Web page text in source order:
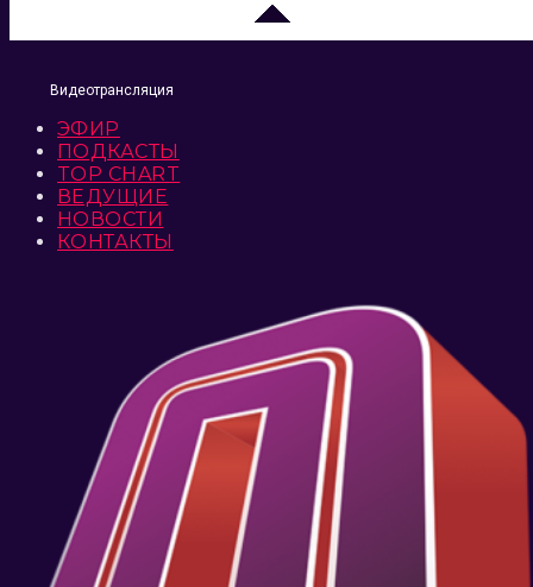
Видеотрансляция
ЭФИР
ПОДКАСТЫ
TOP CHART
ВЕДУЩИЕ
НОВОСТИ
КОНТАКТЫ